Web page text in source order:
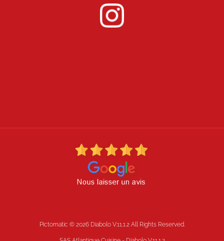
Pictomatic © 2026 Diabolo V.11.1.2 All Rights Reserved.